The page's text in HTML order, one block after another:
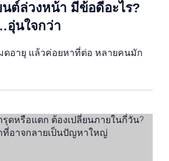
ต์ล่วงหน้า มีข้อดีอะไร?
อุ่นใจกว่า
ดอายุ แล้วค่อยหาที่ต่อ หลายคนมัก